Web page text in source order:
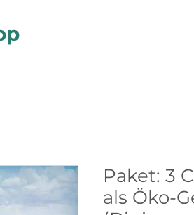
Paket: 3
als Öko-